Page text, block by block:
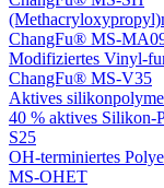
ChangFu® MS-
Modifiziertes Vinyl-
ChangFu® MS-V35
Aktives
40 % aktives Silikon-
S25
OH-terminiertes
MS-OHET